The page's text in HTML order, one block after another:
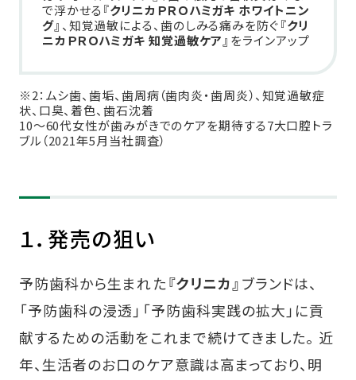
で浮かせる 『クリニカＰＲＯハミガキ ホワイトニン
グ』 、知覚過敏による、歯のしみる痛みを防ぐ『クリ
ニカＰＲＯハミガキ 知覚過敏ケア』 をラインアップ
※2：ムシ歯、歯垢、歯周病（歯肉炎・歯周炎）、知覚過敏症
状、口臭、着色、歯石沈着
10～60代女性が歯みがきでのケアを期待する7大口腔トラ
ブル（2021年5月当社調査）
１．発売の狙い
予防歯科から生まれた『クリニカ』ブランドは、
「予防歯科の浸透」「予防歯科実践の拡大」に貢
献するための活動をこれまで続けてきました。 近
年、生活者のお口のケア意識は高まっており、明